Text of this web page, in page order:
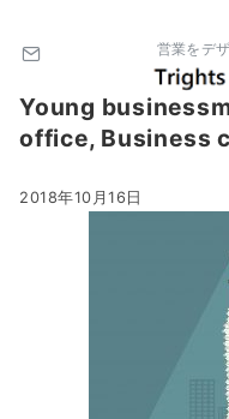
営業をデ
Young
office, Business
2018年10月16日